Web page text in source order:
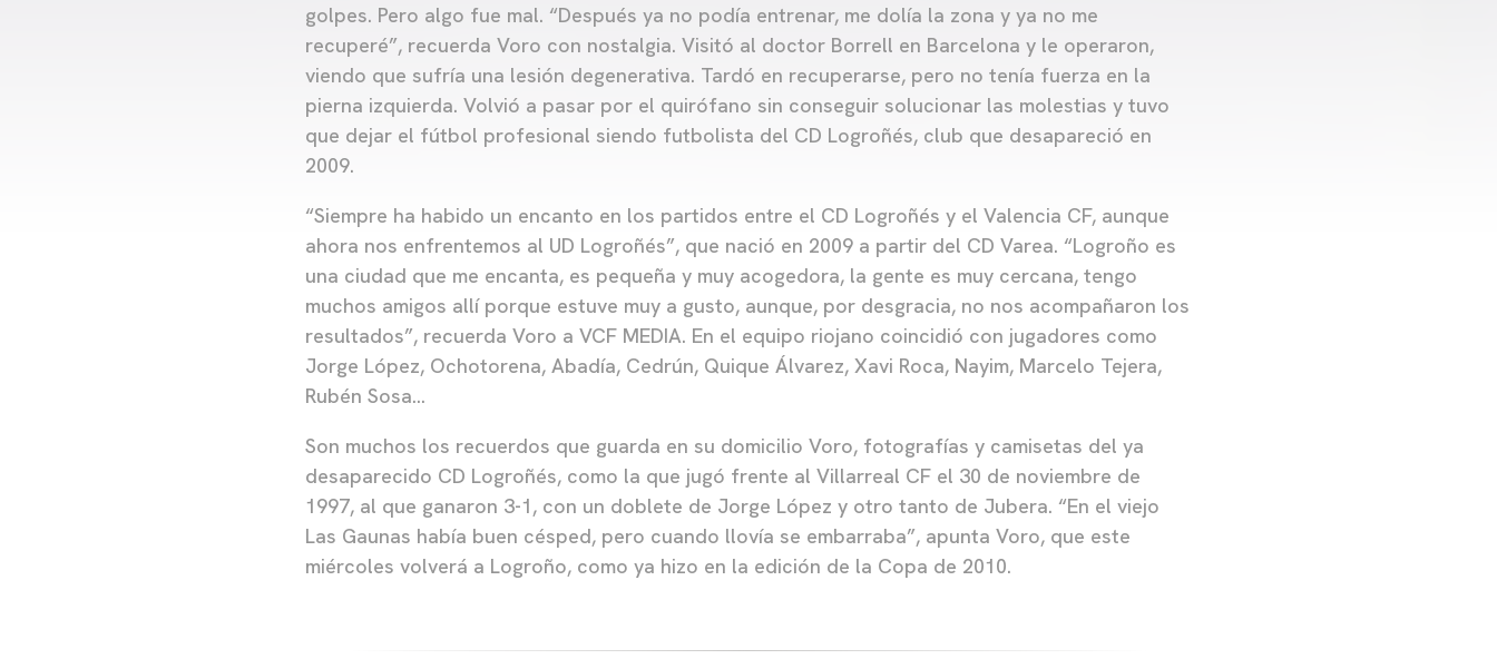
golpes. Pero algo fue mal. “Después ya no podía entrenar, me dolía la zona y ya no me
recuperé”, recuerda Voro con nostalgia. Visitó al doctor Borrell en Barcelona y le operaron,
viendo que sufría una lesión degenerativa. Tardó en recuperarse, pero no tenía fuerza en la
pierna izquierda. Volvió a pasar por el quirófano sin conseguir solucionar las molestias y tuvo
que dejar el fútbol profesional siendo futbolista del CD Logroñés, club que desapareció en
2009.
“Siempre ha habido un encanto en los partidos entre el CD Logroñés y el Valencia CF, aunque
ahora nos enfrentemos al UD Logroñés”, que nació en 2009 a partir del CD Varea. “Logroño es
una ciudad que me encanta, es pequeña y muy acogedora, la gente es muy cercana, tengo
muchos amigos allí porque estuve muy a gusto, aunque, por desgracia, no nos acompañaron los
resultados”, recuerda Voro a VCF MEDIA. En el equipo riojano coincidió con jugadores como
Jorge López, Ochotorena, Abadía, Cedrún, Quique Álvarez, Xavi Roca, Nayim, Marcelo Tejera,
Rubén Sosa…
Son muchos los recuerdos que guarda en su domicilio Voro, fotografías y camisetas del ya
desaparecido CD Logroñés, como la que jugó frente al Villarreal CF el 30 de noviembre de
1997, al que ganaron 3-1, con un doblete de Jorge López y otro tanto de Jubera. “En el viejo
Las Gaunas había buen césped, pero cuando llovía se embarraba”, apunta Voro, que este
miércoles volverá a Logroño, como ya hizo en la edición de la Copa de 2010.